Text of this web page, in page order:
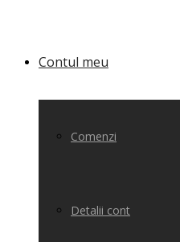
Contul meu
Comenzi
Detalii cont